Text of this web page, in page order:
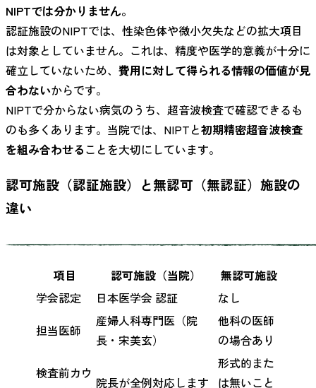
NIPTでは分かりません。
認証施設のNIPTでは、性染色体や微小欠失などの拡大項目
は対象としていません。これは、精度や医学的意義が十分に
確立していないため、 費用に対して得られる情報の価値が見
合わないからです。
NIPTで分からない病気のうち、超音波検査で確認できるも
のも多くあります。当院では、NIPTと初期精密超音波検査
を組み合わせることを大切にしています。
認可施設（認証施設）と無認可（無認証）施設の
違い
項目 認可施設（当院）
無認可施設
学会認定
日本医学会 認証
なし
担当医師
産婦人科専門医（院
長・宋美玄）
他科の医師
の場合あり
検査前カウ
院長が全例対応します
形式的また
は無いこと